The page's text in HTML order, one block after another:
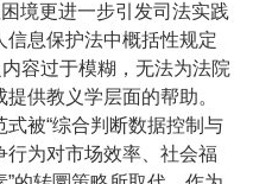
境更进一步引发司法实践
信息保护法中概括性规定
容过于模糊，无法为法院
供教义学层面的帮助。
被“综合判断数据控制与
为对市场效率、社会福